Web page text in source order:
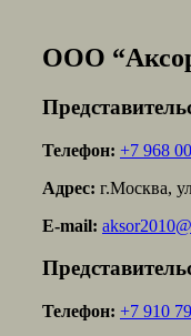
ООО
Телефон: +7 968
Адрес: г.Москва,
E-mail:
Телефон: +7 910